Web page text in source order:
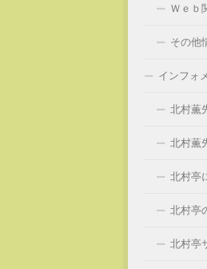
Ｗｅｂ
その他
インフォ
北村薫
北村薫
北村亭
北村亭
北村亭